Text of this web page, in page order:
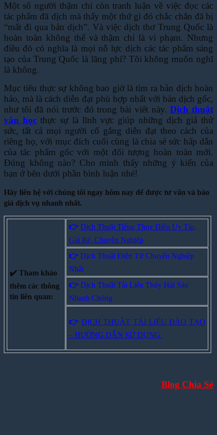
Một số người thậm chí còn tranh luận về việc đọc các
tác phẩm đã dịch mà thấy một thứ gì đó chắc chắn đã bị
“mất đi qua bản dịch”. Và việc dịch thơ Trung Quốc là
hoàn toàn không thể và thậm chí là vi phạm. Nhưng
điều đó có nghĩa là mọi nỗ lực dịch các tác phẩm sáng
tạo của Trung Quốc là lãng phí? Tôi không muốn nghĩ
là không.
Mục tiêu thực sự không bao giờ là tìm ra bản dịch hoàn
hảo, mà là cách diễn đạt phù hợp nhất với bản dịch gốc,
như tôi đã nói trước đó trong bài viết này.Dịch thuật
văn họcthực sự là lĩnh vực giúp những dịch giả thử
sức, tất cả mọi người cố gắng diễn đạt theo cách của
riêng họ, với mục đích cuối cùng là chia sẻ sức hấp dẫn
của tác phẩm gốc với một đối tượng hoàn toàn mới.
Đúng không nào? Cho mình thấy những ý kiến của
bạn ở bên dưới phần bình luận nhé!
Hãy liên hệ với chúng tôi ngay hôm nay để được tư vấn và báo
giá dịch vụ nhanh nhất.
✔️ Tham khảo
thêm các thông
tin liên quan:
👉 Dịch Thuật Tiếng Thụy Điển Uy Tín,
Giá Rẻ, Chuyên Nghiệp
👉 Dịch Thuật Điện Tử Chuyên Nghiệp
Nhất
👉 Dịch Thuật Tài Liệu Thủy Hải Sản
Nhanh Chóng
👉DỊCH THUẬT TÀI LIỆU ĐÀO TẠO
– HƯỚNG DẪN SỬ DỤNG
Blog Chia Sẻ